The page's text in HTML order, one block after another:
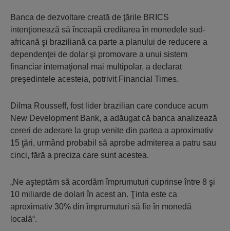
Banca de dezvoltare creată de ţările BRICS
intenţionează să înceapă creditarea în monedele sud-
africană şi braziliană ca parte a planului de reducere a
dependenţei de dolar şi promovare a unui sistem
financiar internaţional mai multipolar, a declarat
preşedintele acesteia, potrivit Financial Times.
Dilma Rousseff, fost lider brazilian care conduce acum
New Development Bank, a adăugat că banca analizează
cereri de aderare la grup venite din partea a aproximativ
15 ţări, urmând probabil să aprobe admiterea a patru sau
cinci, fără a preciza care sunt acestea.
„Ne aşteptăm să acordăm împrumuturi cuprinse între 8 şi
10 miliarde de dolari în acest an. Ţinta este ca
aproximativ 30% din împrumuturi să fie în monedă
locală“.